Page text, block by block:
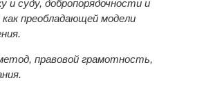
и суду, добропорядочности и
преобладающей модели
правовой грамотность,